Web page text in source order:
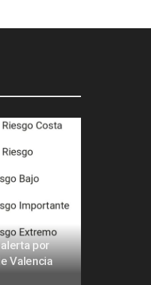
por
Valencia